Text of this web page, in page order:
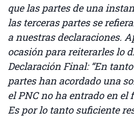
que las partes de una
las terceras partes se
a nuestras declaraciones.
ocasión para reiterarles lo
Declaración Final: “En
partes han acordado una
el PNC no ha entrado en el
Es por lo tanto suficiente